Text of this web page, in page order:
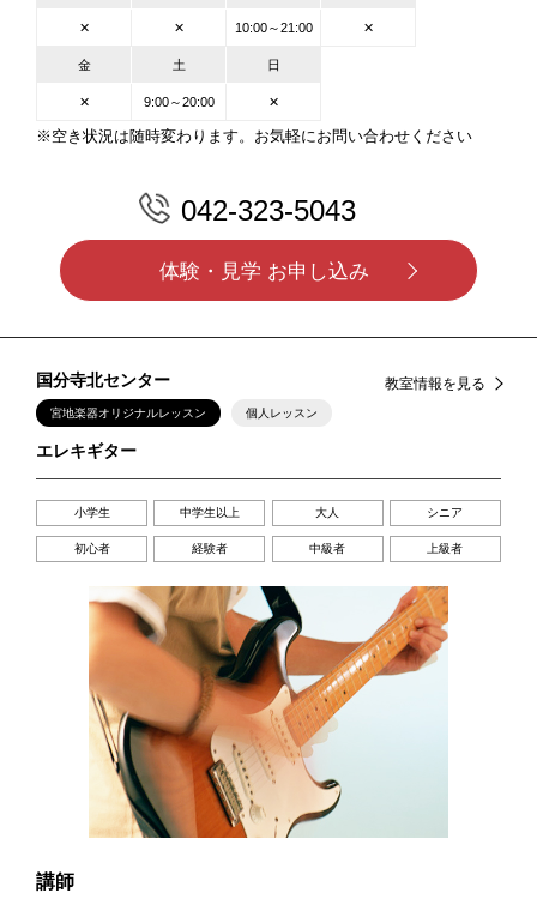
✕ ✕ 10:00～21:00 ✕
金 土 日
✕ 9:00～20:00 ✕
※空き状況は随時変わります。お気軽にお問い合わせください
042-323-5043
体験・見学 お申し込み
国分寺北センター 教室情報を見る
宮地楽器オリジナルレッスン 個人レッスン
エレキギター
小学生 中学生以上 大人 シニア
初心者 経験者 中級者 上級者
講師